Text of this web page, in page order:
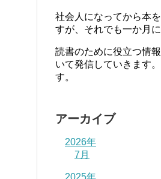
社会人になってから本
すが、それでも一か月
読書のために役立つ情
いて発信していきます
す。
アーカイブ
2026年
7月
2025年